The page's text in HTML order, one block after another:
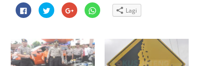
Klik
untuk
membagikan
jendela
yang
baru)
Klik
untuk
berbagi
di
jendela
yang
baru)
Klik
untuk
berbagi
(Membuka
di
jendela
yang
baru)
Klik
untuk
jendela
Lagi